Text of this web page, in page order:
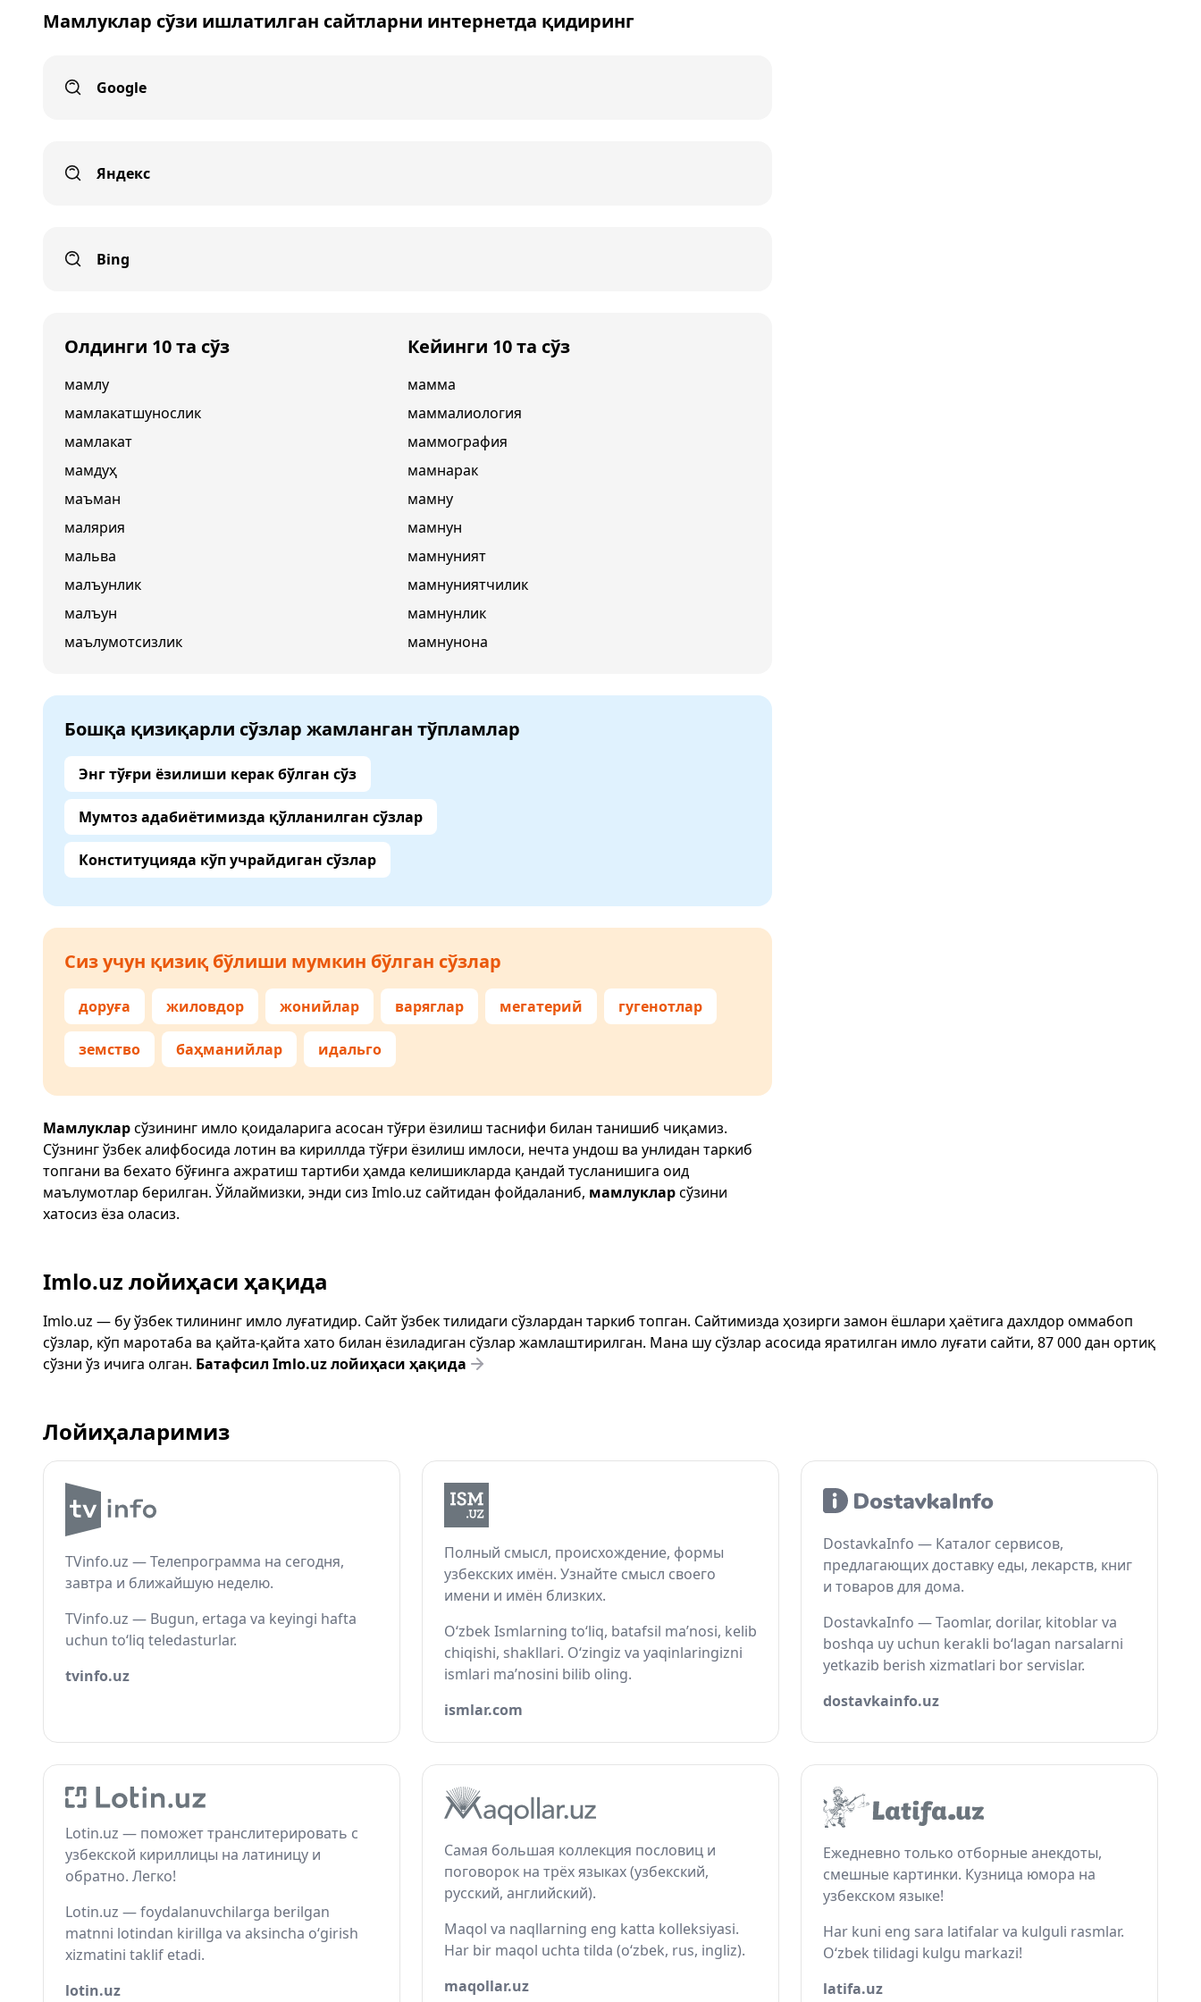
Мамлуклар сўзи ишлатилган сайтларни интернетда қидиринг
Google
Яндекс
Bing
Олдинги 10 та сўз
мамлу
мамлакатшунослик
мамлакат
мамдуҳ
маъман
малярия
мальва
малъунлик
малъун
маълумотсизлик
Кейинги 10 та сўз
мамма
маммалиология
маммография
мамнарак
мамну
мамнун
мамнуният
мамнуниятчилик
мамнунлик
мамнунона
Бошқа қизиқарли сўзлар жамланган тўпламлар
Энг тўғри ёзилиши керак бўлган сўз
Мумтоз адабиётимизда қўлланилган сўзлар
Конституцияда кўп учрайдиган сўзлар
Сиз учун қизиқ бўлиши мумкин бўлган сўзлар
доруға жиловдор жонийлар варяглар мегатерий гугенотлар
земство баҳманийлар идальго
Мамлукларсўзининг имло қоидаларига асосан тўғри ёзилиш таснифи билан танишиб чиқамиз.
Сўзнинг ўзбек алифбосида лотин ва кириллда тўғри ёзилиш имлоси, нечта ундош ва унлидан таркиб
топгани ва бехато бўғинга ажратиш тартиби ҳамда келишикларда қандай тусланишига оид
маълумотлар берилган. Ўйлаймизки, энди сиз Imlo.uz сайтидан фойдаланиб, мамлукларсўзини
хатосиз ёза оласиз.
Imlo.uz лойиҳаси ҳақида
Imlo.uz — бу ўзбек тилининг имло луғатидир. Сайт ўзбек тилидаги сўзлардан таркиб топган. Сайтимизда ҳозирги замон ёшлари ҳаётига дахлдор оммабоп
сўзлар, кўп маротаба ва қайта-қайта хато билан ёзиладиган сўзлар жамлаштирилган. Мана шу сўзлар асосида яратилган имло луғати сайти, 87 000 дан ортиқ
сўзни ўз ичига олган. Батафсил Imlo.uz лойиҳаси ҳақида
Лойиҳаларимиз
TVinfo.uz — Телепрограмма на сегодня,
завтра и ближайшую неделю.
TVinfo.uz — Bugun, ertaga va keyingi hafta
uchun to‘liq teledasturlar.
tvinfo.uz
Полный смысл, происхождение, формы
узбекских имён. Узнайте смысл своего
имени и имён близких.
O‘zbek Ismlarning to‘liq, batafsil ma’nosi, kelib
chiqishi, shakllari. O‘zingiz va yaqinlaringizni
ismlari ma’nosini bilib oling.
ismlar.com
DostavkaInfo — Каталог сервисов,
предлагающих доставку еды, лекарств, книг
и товаров для дома.
DostavkaInfo — Taomlar, dorilar, kitoblar va
boshqa uy uchun kerakli bo‘lagan narsalarni
yetkazib berish xizmatlari bor servislar.
dostavkainfo.uz
Lotin.uz — поможет транслитерировать с
узбекской кириллицы на латиницу и
обратно. Легко!
Lotin.uz — foydalanuvchilarga berilgan
matnni lotindan kirillga va aksincha o‘girish
xizmatini taklif etadi.
lotin.uz
Самая большая коллекция пословиц и
поговорок на трёх языках (узбекский,
русский, английский).
Maqol va naqllarning eng katta kolleksiyasi.
Har bir maqol uchta tilda (o‘zbek, rus, ingliz).
maqollar.uz
Ежедневно только отборные анекдоты,
смешные картинки. Кузница юмора на
узбекском языке!
Har kuni eng sara latifalar va kulguli rasmlar.
O‘zbek tilidagi kulgu markazi!
latifa.uz